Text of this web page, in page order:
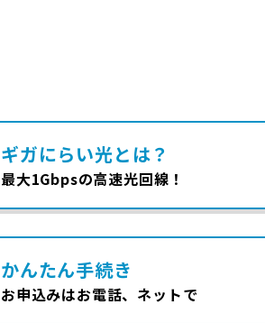
ギガにらい光とは？
最大1Gbpsの高速光回線！
かんたん手続き
お申込みはお電話、ネットで